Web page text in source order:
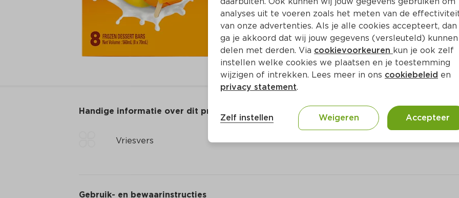
Handige informatie over dit product
Vriesvers
Gebruik- en bewaarinstructies
analyses uit te voeren zoals het meten van de
van onze advertenties. Als je alle cookies accepteert, dan
ga je akkoord dat wij jouw gegevens (versleuteld) kunnen
delen met derden. Via cookievoorkeuren kun je ook zelf
instellen welke cookies we plaatsen en je toestemming
wijzigen of intrekken. Lees meer in ons cookiebeleid en
privacy statement.
Zelf instellen Weigeren Accepteer